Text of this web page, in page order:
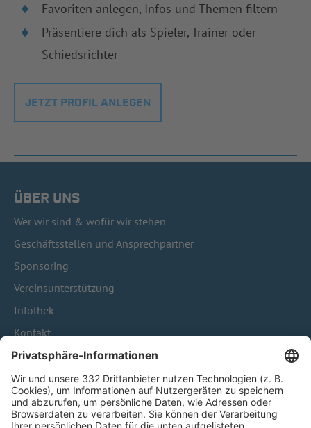
Favoriten anlegen, Infos und Themen filtern
Präsentiere dich als Spieler, Trainer oder
Schiedsrichter
JETZT PROFIL ANLEGEN
ÜBER UNS
Wer wir sind & wofür wir stehen
Geschäftsstellen und Ansprechpartner
Sponsoring
Vereinsunterstützung
Infothek
Kontakt
HÄUFIG BESUCHTE SEITEN
Pässe und Vereinswechsel
Trainerausbildung